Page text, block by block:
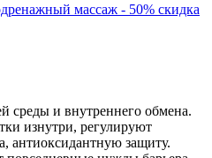
массаж - 50% скидка
среды и внутреннего обмена.
изнутри, регулируют
антиоксидантную защиту.